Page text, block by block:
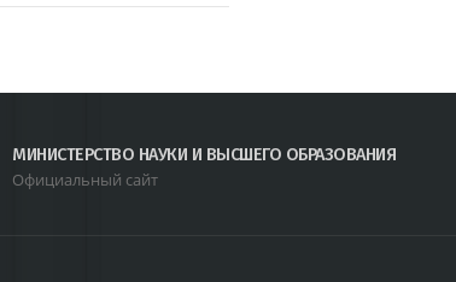
МИНИСТЕРСТВО НАУКИ И ВЫСШЕГО ОБРАЗОВАНИЯ
Официальный сайт